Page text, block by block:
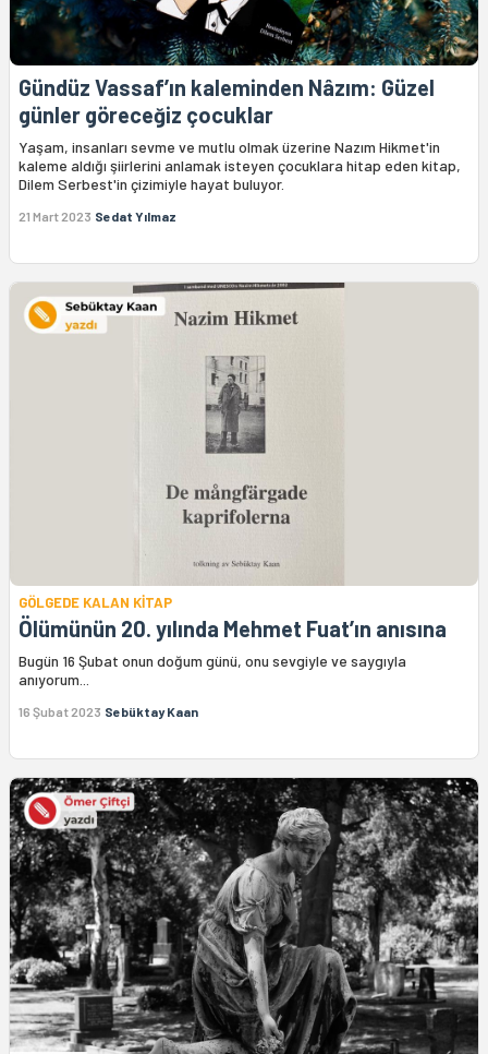
Gündüz Vassaf’ın kaleminden Nâzım: Güzel
günler göreceğiz çocuklar
Yaşam, insanları sevme ve mutlu olmak üzerine Nazım Hikmet'in
kaleme aldığı şiirlerini anlamak isteyen çocuklara hitap eden kitap,
Dilem Serbest'in çizimiyle hayat buluyor.
21 Mart 2023 Sedat Yılmaz
GÖLGEDE KALAN KİTAP
Ölümünün 20. yılında Mehmet Fuat’ın anısına
Bugün 16 Şubat onun doğum günü, onu sevgiyle ve saygıyla
anıyorum...
16 Şubat 2023 Sebüktay Kaan